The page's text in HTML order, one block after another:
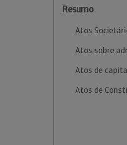
Resumo
Atos
Atos sobre
Atos de
Atos de